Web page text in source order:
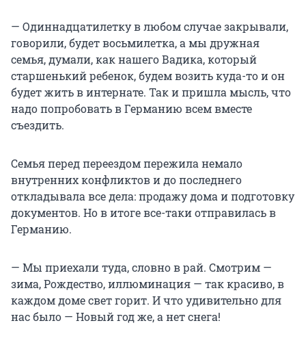
— Одиннадцатилетку в любом случае закрывали,
говорили, будет восьмилетка, а мы дружная
семья, думали, как нашего Вадика, который
старшенький ребенок, будем возить куда-то и он
будет жить в интернате. Так и пришла мысль, что
надо попробовать в Германию всем вместе
съездить.
Семья перед переездом пережила немало
внутренних конфликтов и до последнего
откладывала все дела: продажу дома и подготовку
документов. Но в итоге все-таки отправилась в
Германию.
— Мы приехали туда, словно в рай. Смотрим —
зима, Рождество, иллюминация — так красиво, в
каждом доме свет горит. И что удивительно для
нас было — Новый год же, а нет снега!